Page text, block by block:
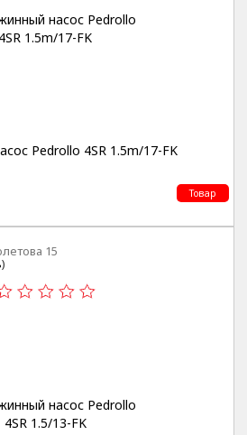
Pedrollo 4SR 1.5m/17-FK
Товар
15
)